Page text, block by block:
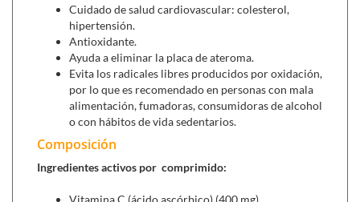
formación de trombos y acumulación de grasas en el
hígado.
Vitamina B6,nutrientes que evitan la formación de
tóxicos para las arterias y corazón.
PotasioyCoenzima Q10,estimulantes de la función
cardiaca.
También aporta sustancias activas frente el hipotiroidismo,
diabetes e hipertensión arterial, importantes factores de
Cuidado de salud cardiovascular: colesterol,
hipertensión.
Antioxidante.
Ayuda a eliminar la placa de ateroma.
Evita los radicales libres producidos por oxidación,
por lo que es recomendado en personas con mala
alimentación, fumadoras, consumidoras de alcohol
o con hábitos de vida sedentarios.
Composición
Ingredientes activos por comprimido:
Vitamina C (ácido ascórbico) (400 mg).